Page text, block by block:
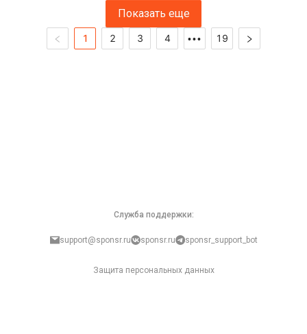
Показать еще
1 2 3 4 ••• 19
Служба поддержки:
support@sponsr.ru sponsr.ru sponsr_support_bot
Защита персональных данных